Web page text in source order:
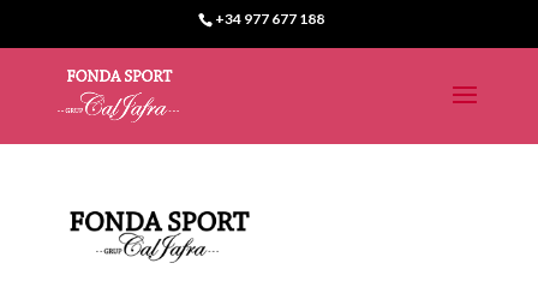
+34 977 677 188